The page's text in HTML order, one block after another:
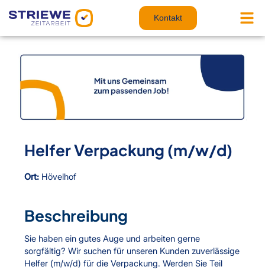
Inhalt
Kontakt
Helfer Verpackung (m/w/d)
Ort: Hövelhof
Beschreibung
Sie haben ein gutes Auge und arbeiten gerne
sorgfältig? Wir suchen für unseren Kunden zuverlässige
Helfer (m/w/d) für die Verpackung. Werden Sie Teil